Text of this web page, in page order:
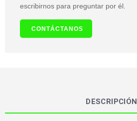
escribirnos para preguntar por él.
CONTÁCTANOS
DESCRIPCIÓN